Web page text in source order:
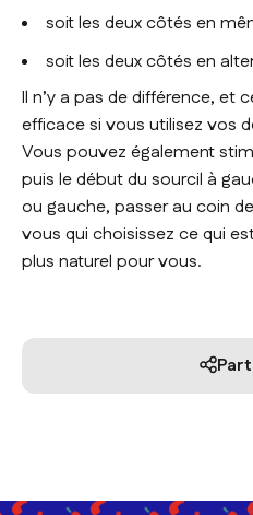
soit les deux côtés en
soit les deux côtés en
Il n’y a pas de différence, et
efficace si vous utilisez vos
Vous pouvez également
puis le début du sourcil à
ou gauche, passer au coin
vous qui choisissez ce qui
plus naturel pour vous.